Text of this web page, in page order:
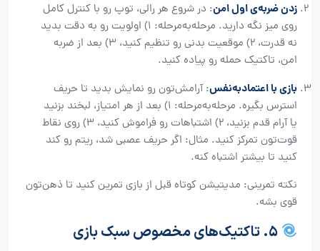
زدن ضربه‌ی اول امن: در شروع هر رالی، توپ رو با کنترل کامل
روی میز نگه دارید. مرحله‌به‌مرحله: ۱) اولویت رو به دقت بدید
نه قدرت، ۲) موقعیت بدنی رو تنظیم کنید، ۳) بعد از ضربه
امن، تاکتیک حمله رو پیاده کنید.
بازی با اعتماد‌به‌نفس: آرامش‌تون رو نمایش بدید تا حریف
استرس بگیره. مرحله‌به‌مرحله: ۱) بعد از هر امتیاز، لبخند بزنید
یا آرام قدم بزنید، ۲) اشتباهات رو فراموش کنید، ۳) روی نقاط
قوت‌تون تمرکز کنید. مثال: اگر حریف عصبی شد، ریتم رو کند
کنید تا بیشتر اشتباه کنه.
نکته تمرینی: مدیتیشن کوتاه قبل از بازی تمرین کنید تا ذهن‌تون
قوی بشه.